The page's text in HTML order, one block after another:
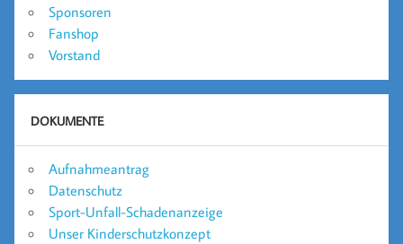
Sponsoren
Fanshop
Vorstand
DOKUMENTE
Aufnahmeantrag
Datenschutz
Sport-Unfall-Schadenanzeige
Unser Kinderschutzkonzept